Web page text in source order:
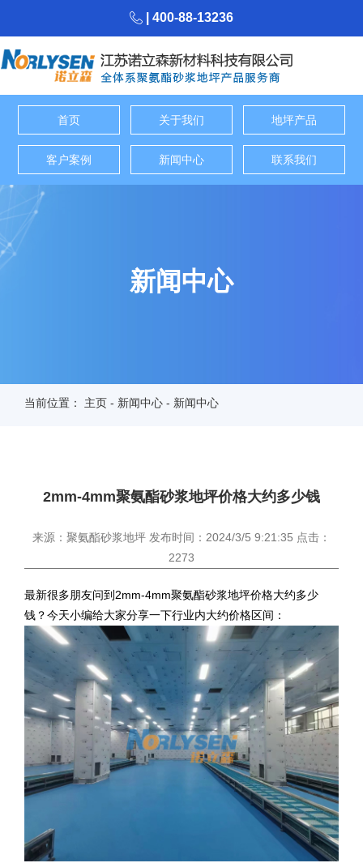
| 400-88-13236
首页 关于我们 地坪产品
客户案例 新闻中心 联系我们
新闻中心
当前位置： 主页 - 新闻中心 - 新闻中心
2mm-4mm聚氨酯砂浆地坪价格大约多少钱
来源：聚氨酯砂浆地坪 发布时间：2024/3/5 9:21:35 点击：
2273
最新很多朋友问到2mm-4mm聚氨酯砂浆地坪价格大约多少
钱？今天小编给大家分享一下行业内大约价格区间：